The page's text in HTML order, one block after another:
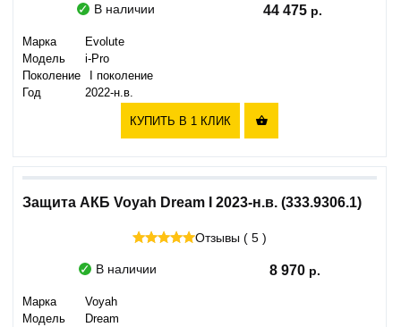
В наличии 44 475
Марка
Evolute
Модель
i-Pro
Поколение
I поколение
Год
2022-н.в.
КУПИТЬ В 1 КЛИК 
Защита АКБ Voyah Dream I 2023-н.в. (333.9306.1)
Отзывы ( 5 )
В наличии 8 970
Марка
Voyah
Модель
Dream